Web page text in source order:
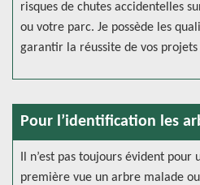
risques de chutes accidentelles
ou votre parc. Je possède les
garantir la réussite de vos projets
Pour l’identification les
Il n’est pas toujours évident
première vue un arbre malade